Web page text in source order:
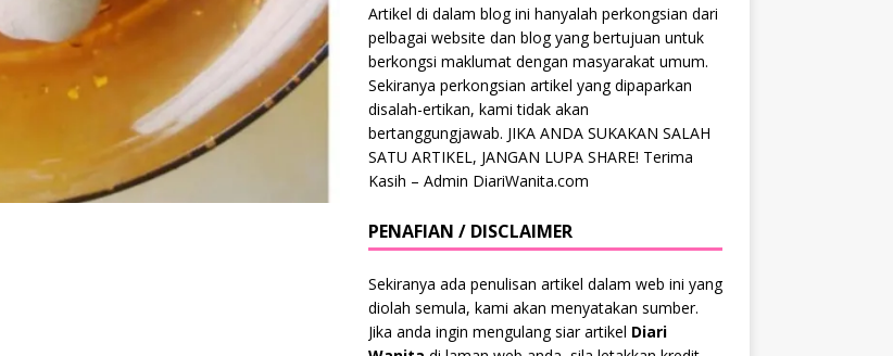
Artikel di dalam blog ini hanyalah perkongsian dari
pelbagai website dan blog yang bertujuan untuk
berkongsi maklumat dengan masyarakat umum.
Sekiranya perkongsian artikel yang dipaparkan
disalah-ertikan, kami tidak akan
bertanggungjawab. JIKA ANDA SUKAKAN SALAH
SATU ARTIKEL, JANGAN LUPA SHARE! Terima
Kasih – Admin DiariWanita.com
PENAFIAN / DISCLAIMER
Sekiranya ada penulisan artikel dalam web ini yang
diolah semula, kami akan menyatakan sumber.
Jika anda ingin mengulang siar artikel Diari